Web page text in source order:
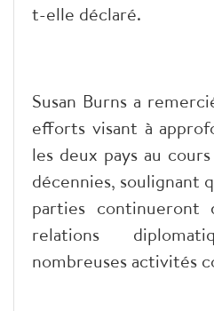
t-elle déclaré.
Susan Burns a
efforts visant à
les deux pays au
décennies, soulignant
parties continueront
relations
nombreuses activités